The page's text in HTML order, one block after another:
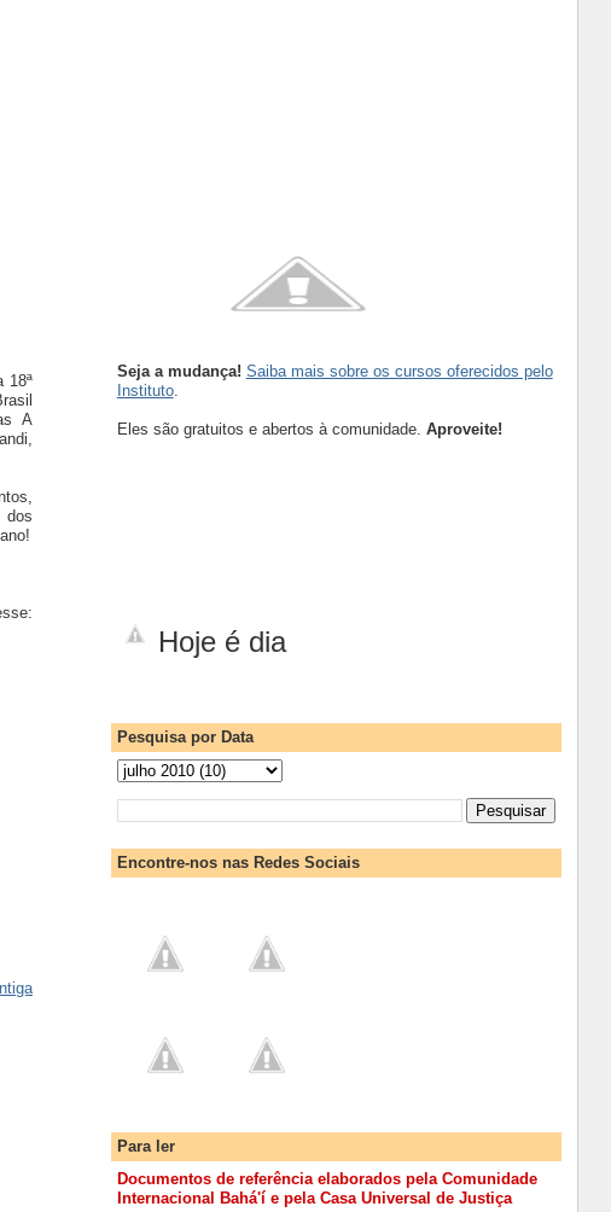
18ª
A
Seja a mudança! Saiba mais sobre os cursos oferecidos pelo
Instituto.
Eles são gratuitos e abertos à comunidade. Aproveite!
Hoje é dia
Pesquisa por Data
Encontre-nos nas Redes Sociais
Para ler
Documentos de referência elaborados pela Comunidade
Internacional Bahá'í e pela Casa Universal de Justiça